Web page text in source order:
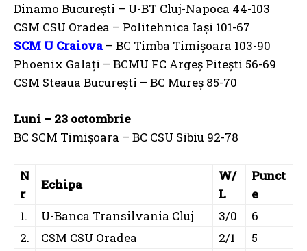
Dinamo București – U-BT Cluj-Napoca 44-103
CSM CSU Oradea – Politehnica Iași 101-67
SCM U Craiova– BC Timba Timișoara 103-90
Phoenix Galați – BCMU FC Argeș Pitești 56-69
CSM Steaua București – BC Mureș 85-70
Luni – 23 octombrie
BC SCM Timișoara – BC CSU Sibiu 92-78
N
r
Echipa
W/
L
Punct
e
1.
U-Banca Transilvania Cluj 3/0
6
2.
CSM CSU Oradea 2/1
5